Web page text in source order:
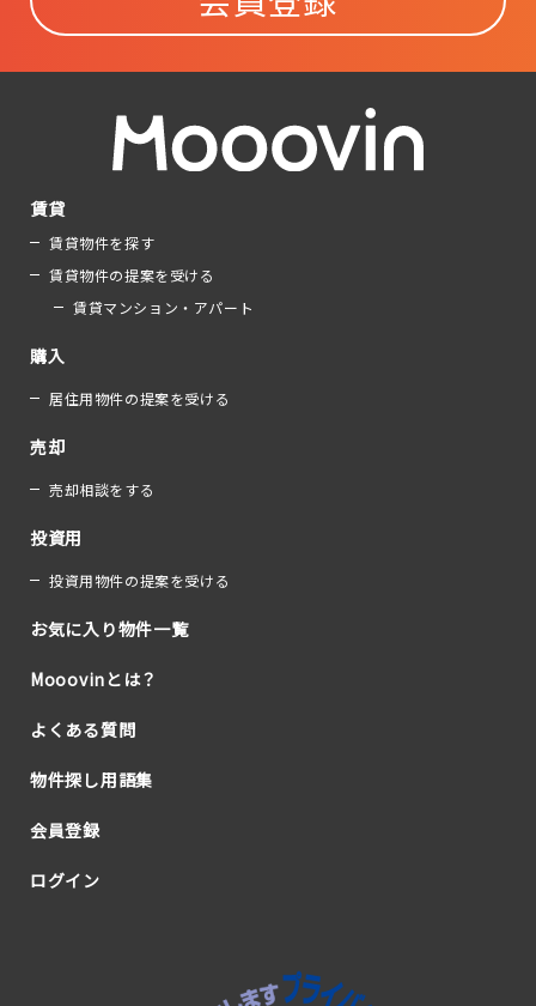
賃貸
賃貸物件を探す
賃貸物件の提案を受ける
賃貸マンション・アパート
購入
居住用物件の提案を受ける
売却
売却相談をする
投資用
投資用物件の提案を受ける
お気に入り物件一覧
Mooovinとは？
よくある質問
物件探し用語集
会員登録
ログイン